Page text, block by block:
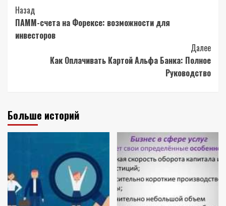
Post
Navigation
Назад
ПАММ-счета на Форексе: возможности для
инвесторов
Далее
Как Оплачивать Картой Альфа Банка: Полное
Руководство
Больше историй